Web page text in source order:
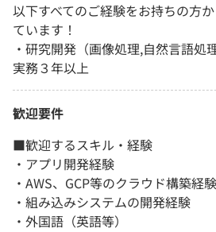
以下すべてのご経験をお持ちの方
ています！
・研究開発（画像処理,自然言語処
実務３年以上
歓迎要件
■歓迎するスキル・経験
・アプリ開発経験
・AWS、GCP等のクラウド構築経験
・組み込みシステムの開発経験
・外国語（英語等）